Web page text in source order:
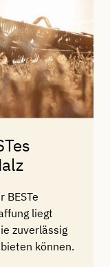
BESTe
liegt
zuverlässig
können.